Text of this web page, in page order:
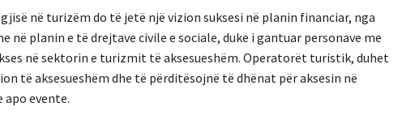
në turizëm do të jetë një vizion suksesi në planin financiar, nga
në planin e të drejtave civile e sociale, duke i gantuar personave me
në sektorin e turizmit të aksesueshëm. Operatorët turistik, duhet
të aksesueshëm dhe të përditësojnë të dhënat për aksesin në
evente.